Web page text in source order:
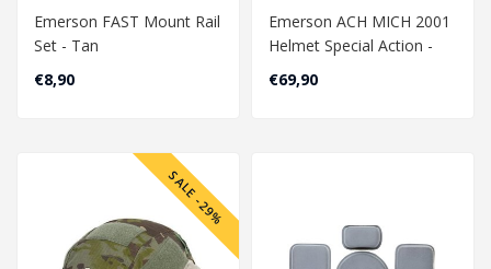
Emerson FAST Mount Rail
Set - Tan
€8,90
Emerson ACH MICH 2001
Helmet Special Action -
OD
€69,90
SALE -29%